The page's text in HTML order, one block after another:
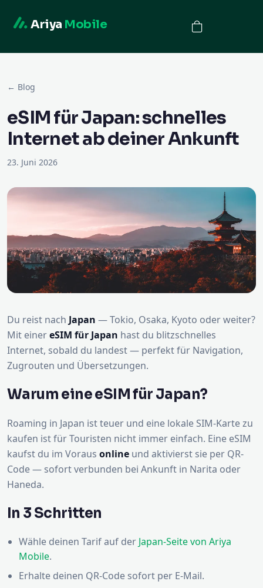
Ariya Mobile
← Blog
eSIM für Japan: schnelles
Internet ab deiner Ankunft
23. Juni 2026
Du reist nach Japan — Tokio, Osaka, Kyoto oder weiter?
Mit einereSIM für Japan hast du blitzschnelles
Internet, sobald du landest — perfekt für Navigation,
Zugrouten und Übersetzungen.
Warum eine eSIM für Japan?
Roaming in Japan ist teuer und eine lokale SIM-Karte zu
kaufen ist für Touristen nicht immer einfach. Eine eSIM
kaufst du im Voraus online und aktivierst sie per QR-
Code — sofort verbunden bei Ankunft in Narita oder
Haneda.
In 3 Schritten
Wähle deinen Tarif auf der Japan-Seite von Ariya
Mobile.
Erhalte deinen QR-Code sofort per E-Mail.